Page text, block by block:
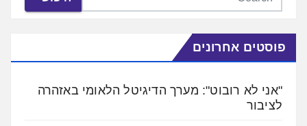
פוסטים אחרונים
"אני לא רובוט": מערך הדיגיטל הלאומי באזהרה
לציבור